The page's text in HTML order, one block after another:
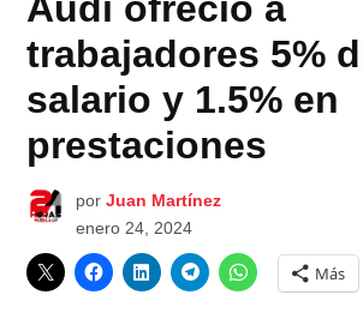
trabajadores 5%
salario y 1.5% en
prestaciones
por Juan Martínez
enero 24, 2024
Más